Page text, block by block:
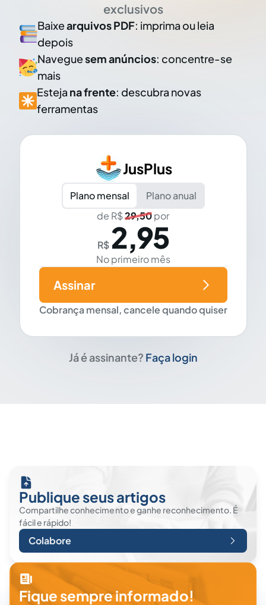
exclusivos
Baixearquivos PDF: imprima ou leia
depois
Naveguesem anúncios: concentre-se
mais
Esteja na frente: descubra novas
ferramentas
JusPlus
Plano mensal
Plano anual
de R$29,50por
R$ 2,95
No primeiro mês
Cobrança mensal, cancele quando quiser
Assinar
Já é assinante? Faça login
Publique seus artigos
Compartilhe conhecimento e ganhe reconhecimento. É
fácil e rápido!
Colabore
Fique sempre informado!